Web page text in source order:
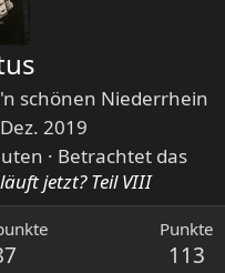
'n schönen Niederrhein
2019
· Betrachtet das
jetzt? Teil VIII
Punkte
113